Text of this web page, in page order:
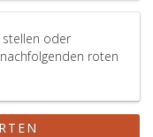
stellen oder
roten